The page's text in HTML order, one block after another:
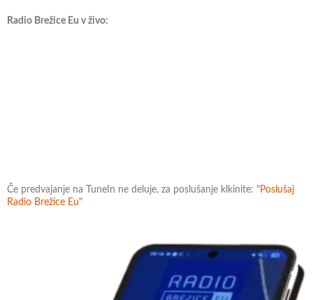
Radio Brežice Eu v živo:
Če predvajanje na TuneIn ne deluje, za poslušanje klkinite: "Poslušaj
Radio Brežice Eu"